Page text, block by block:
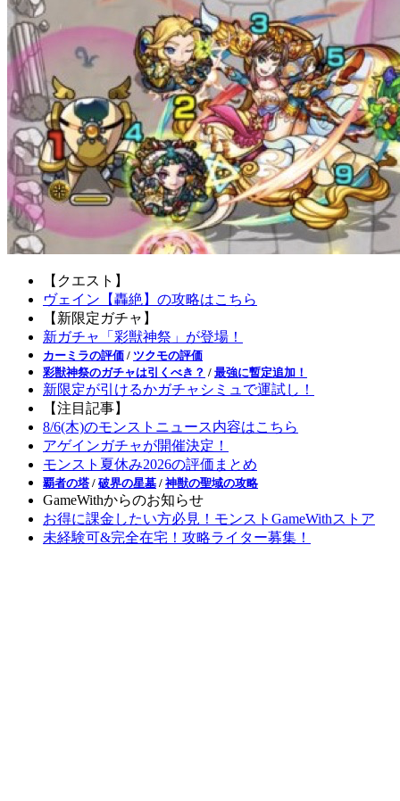
【クエスト】
ヴェイン【轟絶】の攻略はこちら
【新限定ガチャ】
新ガチャ「彩獣神祭」が登場！
カーミラの評価 / ツクモの評価
彩獣神祭のガチャは引くべき？ / 最強に暫定追加！
新限定が引けるかガチャシミュで運試し！
【注目記事】
8/6(木)のモンストニュース内容はこちら
アゲインガチャが開催決定！
モンスト夏休み2026の評価まとめ
覇者の塔 / 破界の星墓 / 神獣の聖域の攻略
GameWithからのお知らせ
お得に課金したい方必見！モンストGameWithストア
未経験可&完全在宅！攻略ライター募集！